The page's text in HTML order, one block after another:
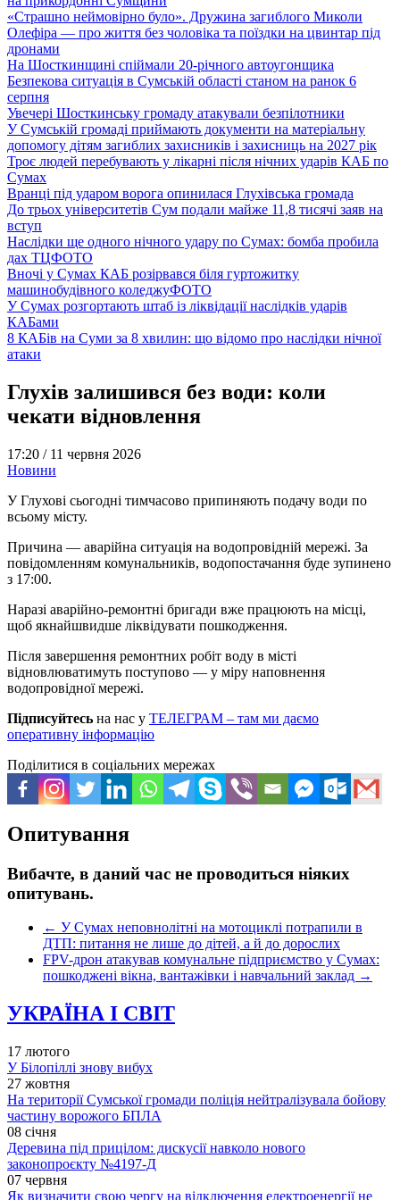
«Страшно неймовірно було». Дружина загиблого Миколи
Олефіра — про життя без чоловіка та поїздки на цвинтар під
дронами
На Шосткинщині спіймали 20-річного автоугонщика
Безпекова ситуація в Сумській області станом на ранок 6
серпня
Увечері Шосткинську громаду атакували безпілотники
У Сумській громаді приймають документи на матеріальну
допомогу дітям загиблих захисників і захисниць на 2027 рік
Троє людей перебувають у лікарні після нічних ударів КАБ по
Сумах
Вранці під ударом ворога опинилася Глухівська громада
До трьох університетів Сум подали майже 11,8 тисячі заяв на
вступ
Наслідки ще одного нічного удару по Сумах: бомба пробила
дах ТЦФОТО
Вночі у Сумах КАБ розірвався біля гуртожитку
машинобудівного коледжуФОТО
У Сумах розгортають штаб із ліквідації наслідків ударів
КАБами
8 КАБів на Суми за 8 хвилин: що відомо про наслідки нічної
атаки
Глухів залишився без води: коли
чекати відновлення
17:20 / 11 червня 2026
Новини
У Глухові сьогодні тимчасово припиняють подачу води по
всьому місту.
Причина — аварійна ситуація на водопровідній мережі. За
повідомленням комунальників, водопостачання буде зупинено
з 17:00.
Наразі аварійно-ремонтні бригади вже працюють на місці,
щоб якнайшвидше ліквідувати пошкодження.
Після завершення ремонтних робіт воду в місті
відновлюватимуть поступово — у міру наповнення
водопровідної мережі.
Підписуйтесь на нас у ТЕЛЕГРАМ – там ми даємо
оперативну інформацію
Поділитися в соціальних мережах
Опитування
Вибачте, в даний час не проводиться ніяких
опитувань.
← У Сумах неповнолітні на мотоциклі потрапили в
ДТП: питання не лише до дітей, а й до дорослих
FPV-дрон атакував комунальне підприємство у Сумах:
пошкоджені вікна, вантажівки і навчальний заклад →
УКРАЇНА І СВІТ
17 лютого
У Білопіллі знову вибух
27 жовтня
На території Сумської громади поліція нейтралізувала бойову
частину ворожого БПЛА
08 січня
Деревина під прицілом: дискусії навколо нового
законопроєкту №4197-Д
07 червня
Як визначити свою чергу на відключення електроенергії не